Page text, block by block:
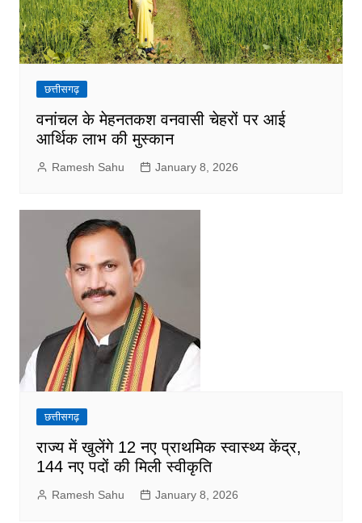
छत्तीसगढ़
वनांचल के मेहनतकश वनवासी चेहरों पर आई
आर्थिक लाभ की मुस्कान
Ramesh Sahu January 8, 2026
छत्तीसगढ़
राज्य में खुलेंगे 12 नए प्राथमिक स्वास्थ्य केंद्र,
144 नए पदों की मिली स्वीकृति
Ramesh Sahu January 8, 2026